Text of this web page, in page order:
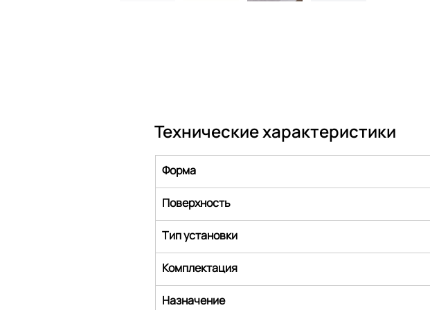
Технические характеристики
Форма
Поверхность
Тип установки
Комплектация
Назначение